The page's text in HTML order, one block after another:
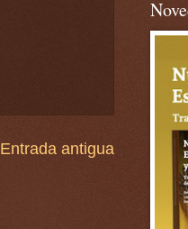
Entrada antigua